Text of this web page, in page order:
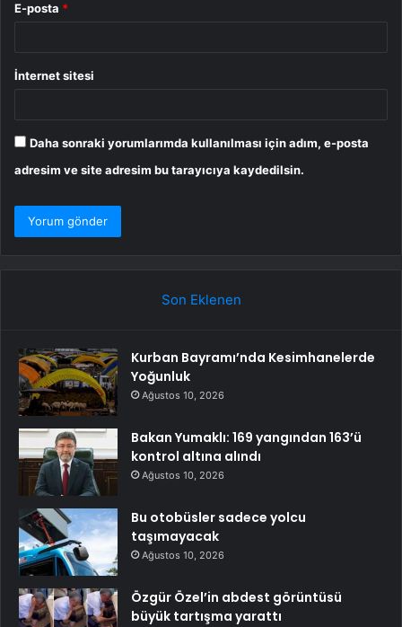
E-posta *
İnternet sitesi
Daha sonraki yorumlarımda kullanılması için adım, e-posta
adresim ve site adresim bu tarayıcıya kaydedilsin.
Son Eklenen
Kurban Bayramı’nda Kesimhanelerde
Yoğunluk
Ağustos 10, 2026
Bakan Yumaklı: 169 yangından 163’ü
kontrol altına alındı
Ağustos 10, 2026
Bu otobüsler sadece yolcu
taşımayacak
Ağustos 10, 2026
Özgür Özel’in abdest görüntüsü
büyük tartışma yarattı